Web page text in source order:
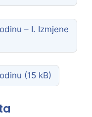
– I. Izmjene